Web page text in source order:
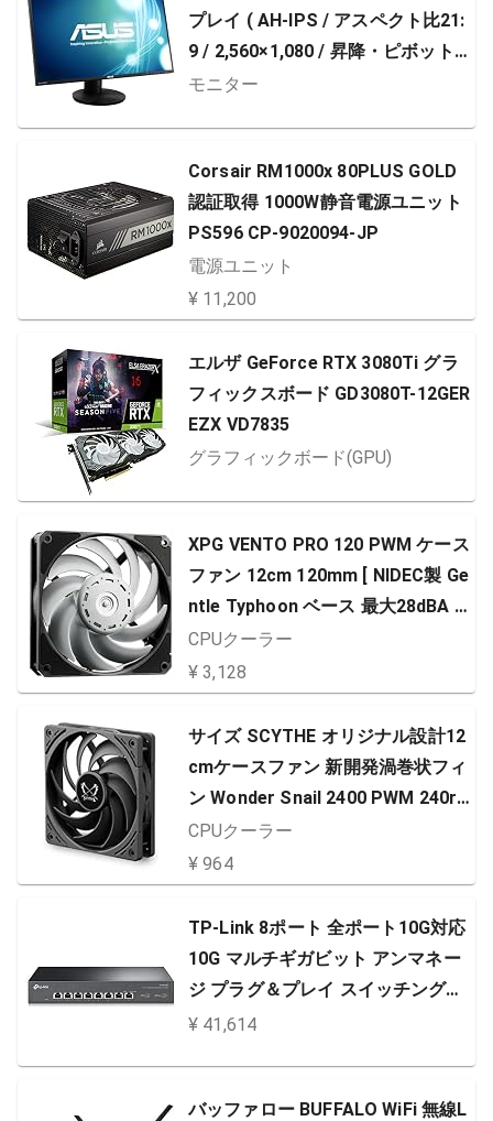
プレイ ( AH-IPS / アスペクト比21:
9 / 2,560×1,080 / 昇降・ピボット
機能 / DP,HDMI,DVI / スピーカー内
モニター
Corsair RM1000x 80PLUS GOLD
認証取得 1000W静音電源ユニット
PS596 CP-9020094-JP
電源ユニット
¥ 11,200
エルザ GeForce RTX 3080Ti グラ
フィックスボード GD3080T-12GER
EZX VD7835
グラフィックボード(GPU)
XPG VENTO PRO 120 PWM ケース
ファン 12cm 120mm [ NIDEC製 Ge
ntle Typhoon ベース 最大28dBA /
2150rpm ] VENTOPRO120PWM-B
KCWW
CPUクーラー
¥ 3,128
サイズ SCYTHE オリジナル設計12
cmケースファン 新開発渦巻状フィ
ン Wonder Snail 2400 PWM 240rp
m
CPUクーラー
¥ 964
TP-Link 8ポート 全ポート10G対応
10G マルチギガビット アンマネー
ジ プラグ＆プレイ スイッチングハ
ブ TL-SX1008
¥ 41,614
バッファロー BUFFALO WiFi 無線L